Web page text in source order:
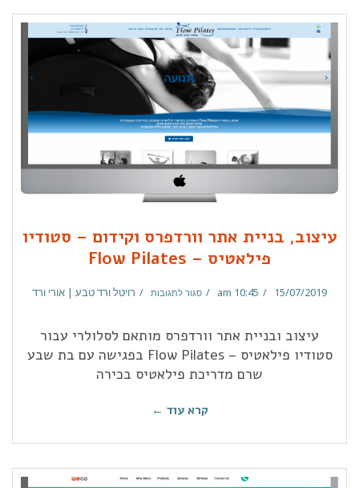
עיצוב, בניית אתר וורדפרס וקידום – סטודיו
פילאטיס – Flow Pilates
15/07/2019
10:45 am סגור לתגובות רויטל ורד טבע | אורי ורד
עיצוב ובניית אתר וורדפרס מותאם לסלולרי עבור
סטודיו פילאטיס – Flow Pilates בפגישה עם בת שבע
שרם מדריכת פילאטיס בכירה
קרא עוד ←